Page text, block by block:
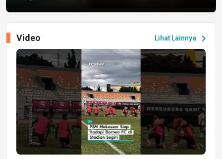
Lihat Lainnya chevron_right
Video